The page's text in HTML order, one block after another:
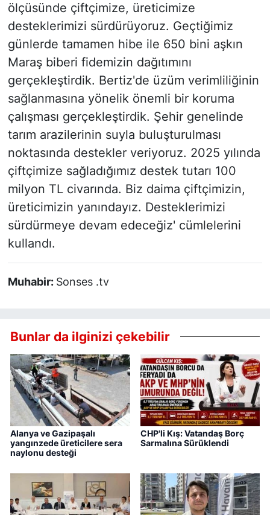
ölçüsünde çiftçimize, üreticimize
desteklerimizi sürdürüyoruz. Geçtiğimiz
günlerde tamamen hibe ile 650 bini aşkın
Maraş biberi fidemizin dağıtımını
gerçekleştirdik. Bertiz'de üzüm verimliliğinin
sağlanmasına yönelik önemli bir koruma
çalışması gerçekleştirdik. Şehir genelinde
tarım arazilerinin suyla buluşturulması
noktasında destekler veriyoruz. 2025 yılında
çiftçimize sağladığımız destek tutarı 100
milyon TL civarında. Biz daima çiftçimizin,
üreticimizin yanındayız. Desteklerimizi
sürdürmeye devam edeceğiz' cümlelerini
kullandı.
Muhabir: Sonses .tv
Bunlar da ilginizi çekebilir
Alanya ve Gazipaşalı
yangınzede üreticilere sera
naylonu desteği
CHP'li Kış: Vatandaş Borç
Sarmalına Sürüklendi